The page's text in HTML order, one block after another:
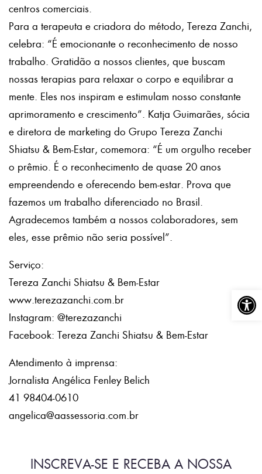
Abrir
centros comerciais.
Para a terapeuta e criadora do método, Tereza Zanchi,
celebra: “É emocionante o reconhecimento de nosso
trabalho. Gratidão a nossos clientes, que buscam
nossas terapias para relaxar o corpo e equilibrar a
mente. Eles nos inspiram e estimulam nosso constante
aprimoramento e crescimento”. Katja Guimarães, sócia
e diretora de marketing do Grupo Tereza Zanchi
Shiatsu & Bem-Estar, comemora: “É um orgulho receber
o prêmio. É o reconhecimento de quase 20 anos
empreendendo e oferecendo bem-estar. Prova que
fazemos um trabalho diferenciado no Brasil.
Agradecemos também a nossos colaboradores, sem
eles, esse prêmio não seria possível”.
Serviço:
Tereza Zanchi Shiatsu & Bem-Estar
www.terezazanchi.com.br
Instagram: @terezazanchi
Facebook: Tereza Zanchi Shiatsu & Bem-Estar
Atendimento à imprensa:
Jornalista Angélica Fenley Belich
41 98404-0610
angelica@aassessoria.com.br
INSCREVA-SE E RECEBA A NOSSA